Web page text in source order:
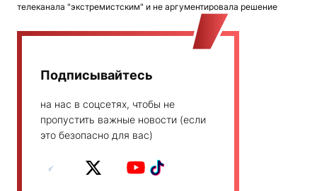
телеканала "экстремистским" и не аргументировала решение
Подписывайтесь
на нас в соцсетях, чтобы не
пропустить важные новости (если
это безопасно для вас)